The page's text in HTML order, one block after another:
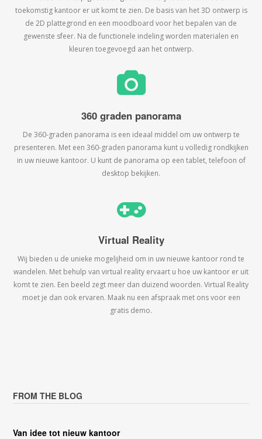
toekomstig kantoor er uit komt te zien. De basis van het 3D ontwerp is
de 2D plattegrond en een moodboard voor het bepalen van de
gewenste sfeer. Na de functionele indeling worden materialen en
kleuren toegevoegd aan het ontwerp.
360 graden panorama
De 360-graden panorama is een ideaal middel om uw ontwerp te
presenteren. Met een 360-graden panorama kunt u volledig rondkijken
in uw nieuwe kantoor. U kunt de panorama op een tablet, telefoon of
desktop bekijken.
Virtual Reality
Wij bieden u de unieke mogelijheid om in uw nieuwe kantoor rond te
wandelen. Met behulp van virtual reality ervaart u hoe uw kantoor er uit
komt te zien. Een beeld zegt meer dan duizend woorden. Virtual Reality
moet je dan ook ervaren. Maak nu een afspraak met ons voor een
gratis demo.
FROM THE BLOG
Van idee tot nieuw kantoor